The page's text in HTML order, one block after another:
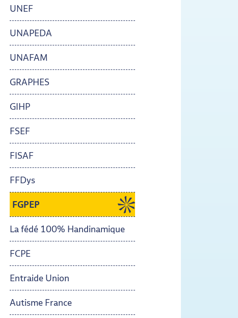
UNEF
UNAPEDA
UNAFAM
GRAPHES
GIHP
FSEF
FISAF
FFDys
FGPEP
- Actif
La fédé 100% Handinamique
FCPE
Entraide Union
Autisme France